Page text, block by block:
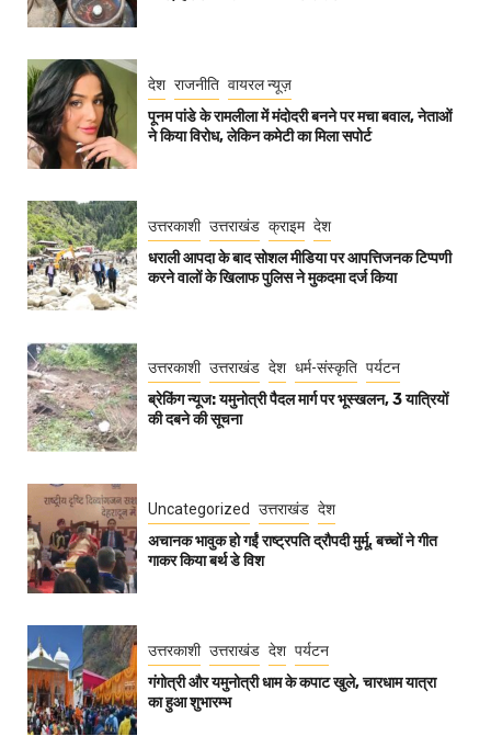
देश राजनीति वायरल न्यूज़
पूनम पांडे के रामलीला में मंदोदरी बनने पर मचा बवाल, नेताओं
ने किया विरोध, लेकिन कमेटी का मिला सपोर्ट
उत्तरकाशी उत्तराखंड क्राइम देश
धराली आपदा के बाद सोशल मीडिया पर आपत्तिजनक टिप्पणी
करने वालों के खिलाफ पुलिस ने मुकदमा दर्ज किया
उत्तरकाशी उत्तराखंड देश धर्म-संस्कृति पर्यटन
ब्रेकिंग न्यूज: यमुनोत्री पैदल मार्ग पर भूस्खलन, 3 यात्रियों
की दबने की सूचना
Uncategorized उत्तराखंड देश
अचानक भावुक हो गईं राष्ट्रपति द्रौपदी मुर्मू, बच्चों ने गीत
गाकर किया बर्थ डे विश
उत्तरकाशी उत्तराखंड देश पर्यटन
गंगोत्री और यमुनोत्री धाम के कपाट खुले, चारधाम यात्रा
का हुआ शुभारम्भ